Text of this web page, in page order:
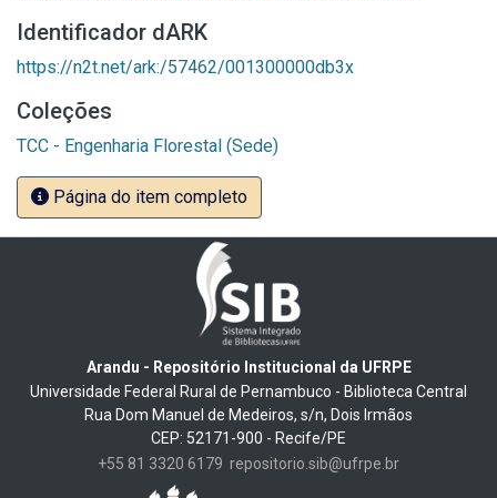
Identificador dARK
https://n2t.net/ark:/57462/001300000db3x
Coleções
TCC - Engenharia Florestal (Sede)
Página do item completo
Arandu - Repositório Institucional da UFRPE
Universidade Federal Rural de Pernambuco - Biblioteca Central
Rua Dom Manuel de Medeiros, s/n, Dois Irmãos
CEP: 52171-900 - Recife/PE
+55 81 3320 6179 repositorio.sib@ufrpe.br